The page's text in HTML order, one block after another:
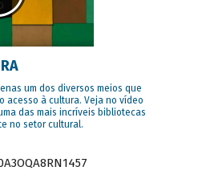
um dos diversos meios que
acesso à cultura. Veja no vídeo
das mais incríveis bibliotecas
no setor cultural.